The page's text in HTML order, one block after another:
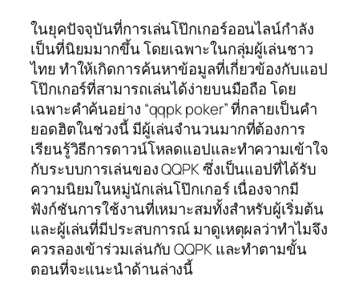
ในยุคปัจจุบันที่การเล่นโป๊กเกอร์ออนไลน์กำลัง
เป็นที่นิยมมากขึ้น โดยเฉพาะในกลุ่มผู้เล่นชาว
ไทย ทำให้เกิดการค้นหาข้อมูลที่เกี่ยวข้องกับแอป
โป๊กเกอร์ที่สามารถเล่นได้ง่ายบนมือถือ โดย
เฉพาะคำค้นอย่าง “qqpk poker” ที่กลายเป็นคำ
ยอดฮิตในช่วงนี้ มีผู้เล่นจำนวนมากที่ต้องการ
เรียนรู้วิธีการดาวน์โหลดแอปและทำความเข้าใจ
กับระบบการเล่นของ QQPK ซึ่งเป็นแอปที่ได้รับ
ความนิยมในหมู่นักเล่นโป๊กเกอร์ เนื่องจากมี
ฟังก์ชันการใช้งานที่เหมาะสมทั้งสำหรับผู้เริ่มต้น
และผู้เล่นที่มีประสบการณ์ มาดูเหตุผลว่าทำไมจึง
ควรลองเข้าร่วมเล่นกับ QQPK และทำตามขั้น
ตอนที่จะแนะนำด้านล่างนี้